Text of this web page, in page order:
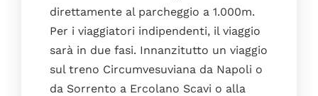
direttamente al parcheggio a 1.000m.
Per i viaggiatori indipendenti, il viaggio
sarà in due fasi. Innanzitutto un viaggio
sul treno Circumvesuviana da Napoli o
da Sorrento a Ercolano Scavi o alla